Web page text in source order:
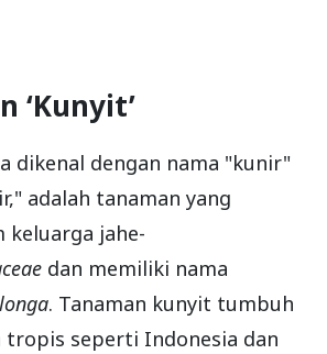
‘Kunyit’
dikenal dengan nama "kunir"
adalah tanaman yang
keluarga jahe-
dan memiliki nama
. Tanaman kunyit tumbuh
tropis seperti Indonesia dan